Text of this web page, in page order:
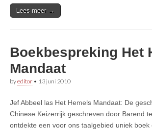
Lees meer →
Boekbespreking Het
Mandaat
byeditor • 13 juni 2010
Jef Abbeel las Het Hemels Mandaat: De
Chinese Keizerrijk geschreven door Barend
ontdekte een voor ons taalgebied uniek boek